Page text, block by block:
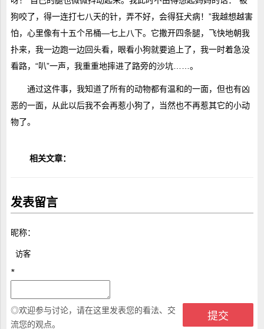
狗咬了，得一连打七八天的针，弄不好，会得狂犬病！”我越想越害
怕，心里像有十五个吊桶―七上八下。它撒开四条腿，飞快地朝我
扑来，我一边跑一边回头看，眼看小狗就要追上了，我一时着急没
看路，“叭”一声，我重重地摔进了路旁的沙坑……。
通过这件事，我知道了所有的动物都有温和的一面，但也有凶
恶的一面，从此以后我不会再惹小狗了，当然也不再惹其它的小动
物了。
相关文章：
发表留言
昵称：
*
◎欢迎参与讨论，请在这里发表您的看法、交
流您的观点。